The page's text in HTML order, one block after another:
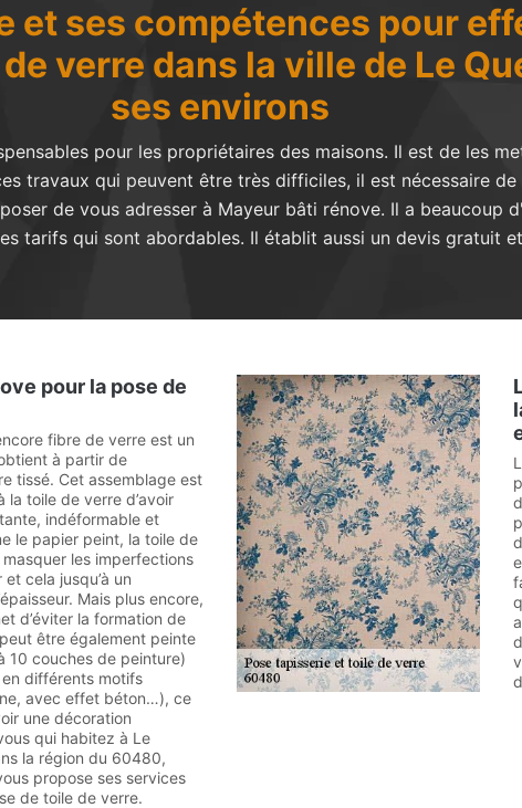
et ses compétences pour
verre dans la ville de Le
ses environs
pour les propriétaires des maisons. Il est de les
travaux qui peuvent être très difficiles, il est nécessaire
de vous adresser à Mayeur bâti rénove. Il a beaucoup
tarifs qui sont abordables. Il établit aussi un devis gratuit
pour la pose de
fibre de verre est un
à partir de
tissé. Cet assemblage est
toile de verre d’avoir
indéformable et
le papier peint, la toile de
les imperfections
cela jusqu’à un
Mais plus encore,
d’éviter la formation de
être également peinte
10 couches de peinture)
différents motifs
avec effet béton…), ce
une décoration
qui habitez à Le
la région du 60480,
propose ses services
de toile de verre.